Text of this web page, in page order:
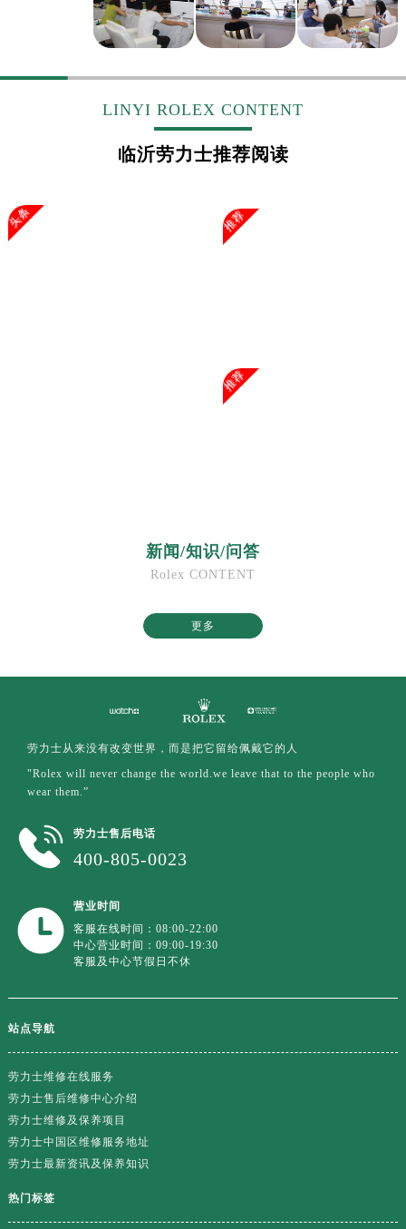
LINYI ROLEX CONTENT
临沂劳力士推荐阅读
头条 推荐
推荐
新闻/知识/问答
Rolex CONTENT
更多
劳力士从来没有改变世界，而是把它留给佩戴它的人
"Rolex will never change the world.we leave that to the people who
wear them.”
劳力士售后电话
400-805-0023
营业时间
客服在线时间：08:00-22:00
中心营业时间：09:00-19:30
客服及中心节假日不休
站点导航
劳力士维修在线服务
劳力士售后维修中心介绍
劳力士维修及保养项目
劳力士中国区维修服务地址
劳力士最新资讯及保养知识
热门标签